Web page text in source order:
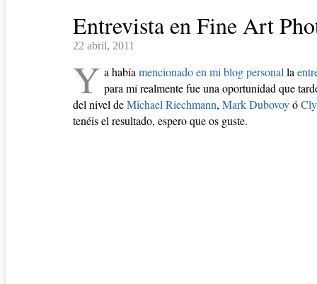
Entrevista en Fine Art
22 abril, 2011
Y a habíamencionado en mi blog personal la
para mí realmente fue una oportunidad que
del nivel deMichael Riechmann, Mark Dubovoyó
tenéis el resultado, espero que os guste.